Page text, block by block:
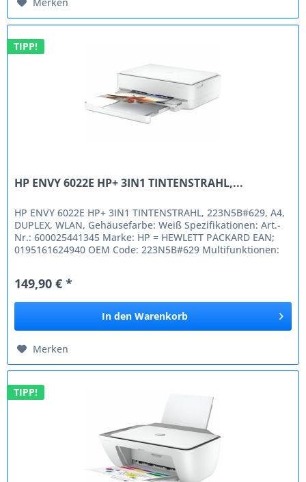
TIPP!
HP ENVY 6022E HP+ 3IN1 TINTENSTRAHL,...
HP ENVY 6022E HP+ 3IN1 TINTENSTRAHL, 223N5B#629, A4,
DUPLEX, WLAN, Gehäusefarbe: Weiß Spezifikationen: Art.-
Nr.: 600025441345 Marke: HP = HEWLETT PACKARD EAN;
0195161624940 OEM Code: 223N5B#629 Multifunktionen:
149,90 € *
In den Warenkorb
Merken
TIPP!